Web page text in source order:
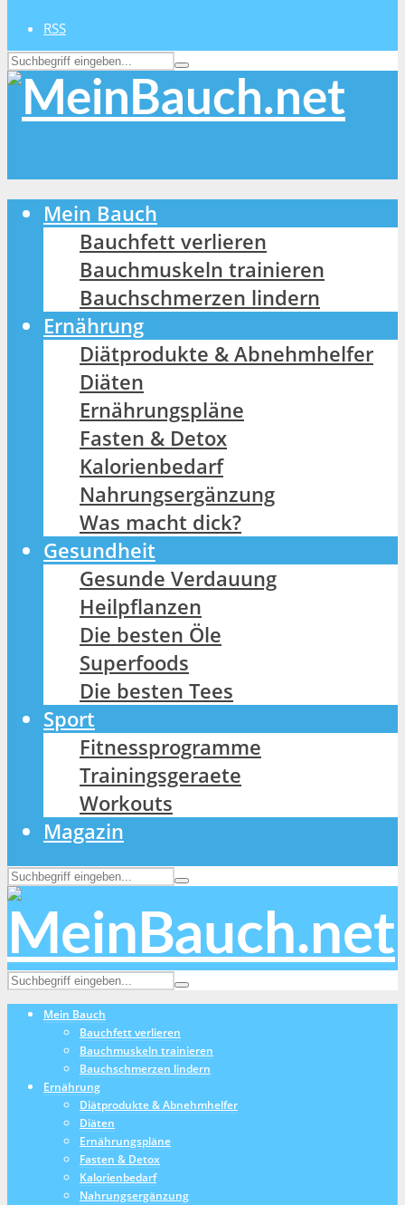
RSS
Mein Bauch
Bauchfett verlieren
Bauchmuskeln trainieren
Bauchschmerzen lindern
Ernährung
Diätprodukte & Abnehmhelfer
Diäten
Ernährungspläne
Fasten & Detox
Kalorienbedarf
Nahrungsergänzung
Was macht dick?
Gesundheit
Gesunde Verdauung
Heilpflanzen
Die besten Öle
Superfoods
Die besten Tees
Sport
Fitnessprogramme
Trainingsgeraete
Workouts
Magazin
Mein Bauch
Bauchfett verlieren
Bauchmuskeln trainieren
Bauchschmerzen lindern
Ernährung
Diätprodukte & Abnehmhelfer
Diäten
Ernährungspläne
Fasten & Detox
Kalorienbedarf
Nahrungsergänzung